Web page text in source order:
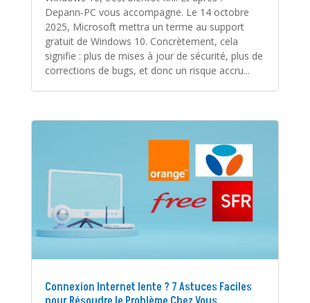
Depann-PC vous accompagne. Le 14 octobre
2025, Microsoft mettra un terme au support
gratuit de Windows 10. Concrètement, cela
signifie : plus de mises à jour de sécurité, plus de
corrections de bugs, et donc un risque accru...
Connexion Internet lente ? 7 Astuces Faciles